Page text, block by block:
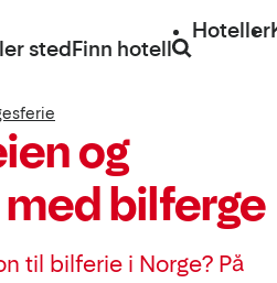
stedFinn hotell
Hoteller
og
bilferge
til bilferie i Norge? På